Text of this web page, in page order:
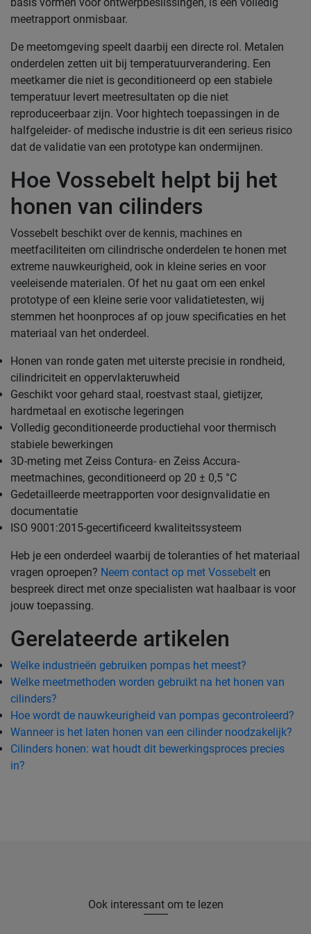
meetrapport onmisbaar.
De meetomgeving speelt daarbij een directe rol. Metalen
onderdelen zetten uit bij temperatuurverandering. Een
meetkamer die niet is geconditioneerd op een stabiele
temperatuur levert meetresultaten op die niet
reproduceerbaar zijn. Voor hightech toepassingen in de
halfgeleider- of medische industrie is dit een serieus risico
dat de validatie van een prototype kan ondermijnen.
Hoe Vossebelt helpt bij het
honen van cilinders
Vossebelt beschikt over de kennis, machines en
meetfaciliteiten om cilindrische onderdelen te honen met
extreme nauwkeurigheid, ook in kleine series en voor
veeleisende materialen. Of het nu gaat om een enkel
prototype of een kleine serie voor validatietesten, wij
stemmen het hoonproces af op jouw specificaties en het
materiaal van het onderdeel.
Honen van ronde gaten met uiterste precisie in rondheid,
cilindriciteit en oppervlakteruwheid
Geschikt voor gehard staal, roestvast staal, gietijzer,
hardmetaal en exotische legeringen
Volledig geconditioneerde productiehal voor thermisch
stabiele bewerkingen
3D-meting met Zeiss Contura- en Zeiss Accura-
meetmachines, geconditioneerd op 20 ± 0,5 °C
Gedetailleerde meetrapporten voor designvalidatie en
documentatie
ISO 9001:2015-gecertificeerd kwaliteitssysteem
Heb je een onderdeel waarbij de toleranties of het materiaal
vragen oproepen? Neem contact op met Vossebelt en
bespreek direct met onze specialisten wat haalbaar is voor
jouw toepassing.
Gerelateerde artikelen
Welke industrieën gebruiken pompas het meest?
Welke meetmethoden worden gebruikt na het honen van
cilinders?
Hoe wordt de nauwkeurigheid van pompas gecontroleerd?
Wanneer is het laten honen van een cilinder noodzakelijk?
Cilinders honen: wat houdt dit bewerkingsproces precies
in?
Ook interessant om te lezen